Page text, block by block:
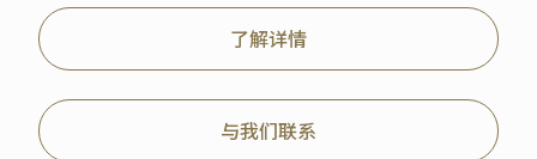
了解详情
与我们联系